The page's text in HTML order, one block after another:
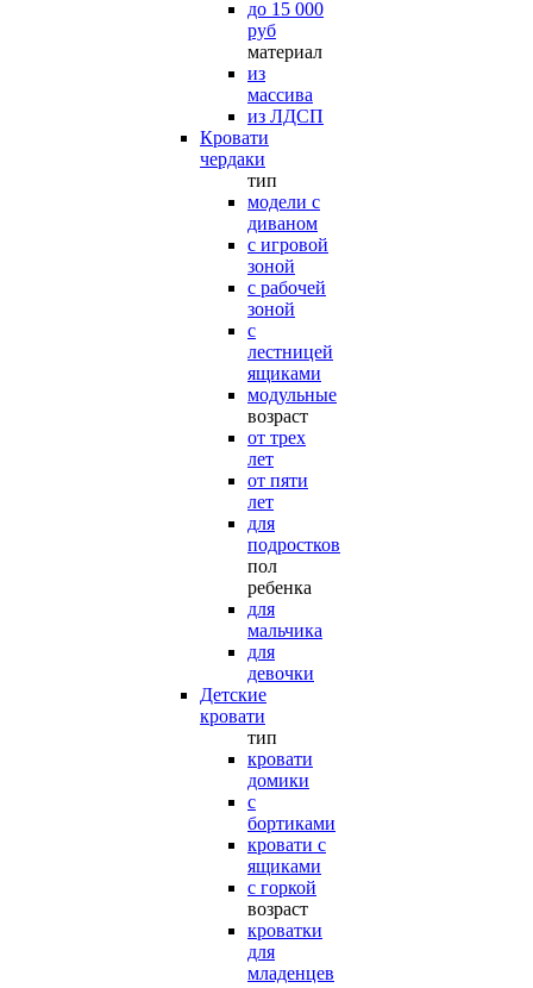
до 15 000
руб
материал
из
массива
из ЛДСП
Кровати
чердаки
тип
модели с
диваном
с игровой
зоной
с рабочей
зоной
с
лестницей
ящиками
модульные
возраст
от трех
лет
от пяти
лет
для
подростков
пол
ребенка
для
мальчика
для
девочки
Детские
кровати
тип
кровати
домики
с
бортиками
кровати с
ящиками
с горкой
возраст
кроватки
для
младенцев